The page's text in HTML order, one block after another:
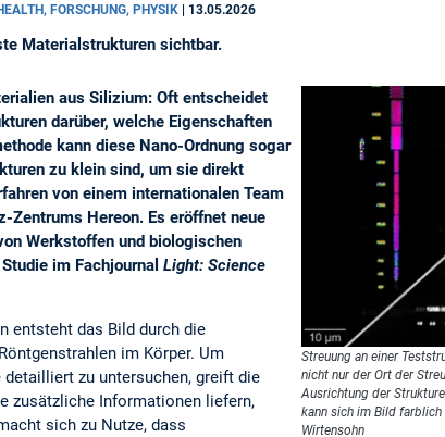
FORSCHUNG, PHYSIK | 13.05.2026
Materialstrukturen sichtbar.
Streuung an einer
nicht nur der Ort der
Ausrichtung der
kann sich im Bild
Wirtensohn
aus Silizium: Oft entscheidet
darüber, welche Eigenschaften
kann diese Nano-Ordnung sogar
zu klein sind, um sie direkt
von einem internationalen Team
Zentrums Hereon. Es eröffnet neue
Werkstoffen und biologischen
im Fachjournal Light: Science
entsteht das Bild durch die
im Körper. Um
zu untersuchen, greift die
zusätzliche Informationen liefern,
sich zu Nutze, dass